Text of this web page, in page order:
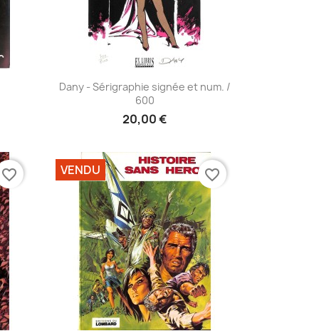
Aperçu rapide
Dany - Sérigraphie signée et num. /
600
20,00 €
favorite_border VENDU favorite_border